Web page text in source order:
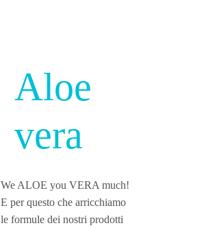
Aloe
vera
We ALOE you VERA much!
E per questo che arricchiamo
le formule dei nostri prodotti